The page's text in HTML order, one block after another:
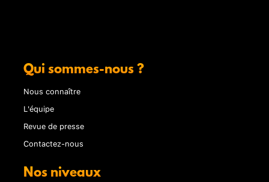
Qui sommes-nous ?
Nous connaître
L'équipe
Revue de presse
Contactez-nous
Nos niveaux